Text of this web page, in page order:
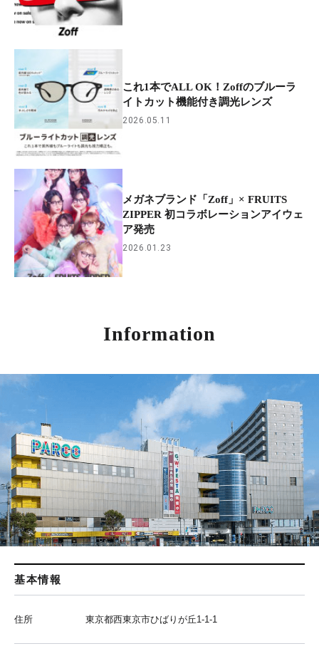
これ1本でALL OK！Zoffのブルーラ
イトカット機能付き調光レンズ
2026.05.11
メガネブランド「Zoff」× FRUITS
ZIPPER 初コラボレーションアイウェ
ア発売
2026.01.23
Information
基本情報
住所 東京都西東京市ひばりが丘1-1-1